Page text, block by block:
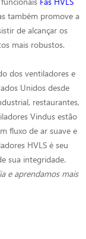
também promove a
de alcançar os
mais robustos.
dos ventiladores e
Unidos desde
restaurantes,
Vindus estão
fluxo de ar suave e
HVLS é seu
sua integridade.
e aprendamos mais